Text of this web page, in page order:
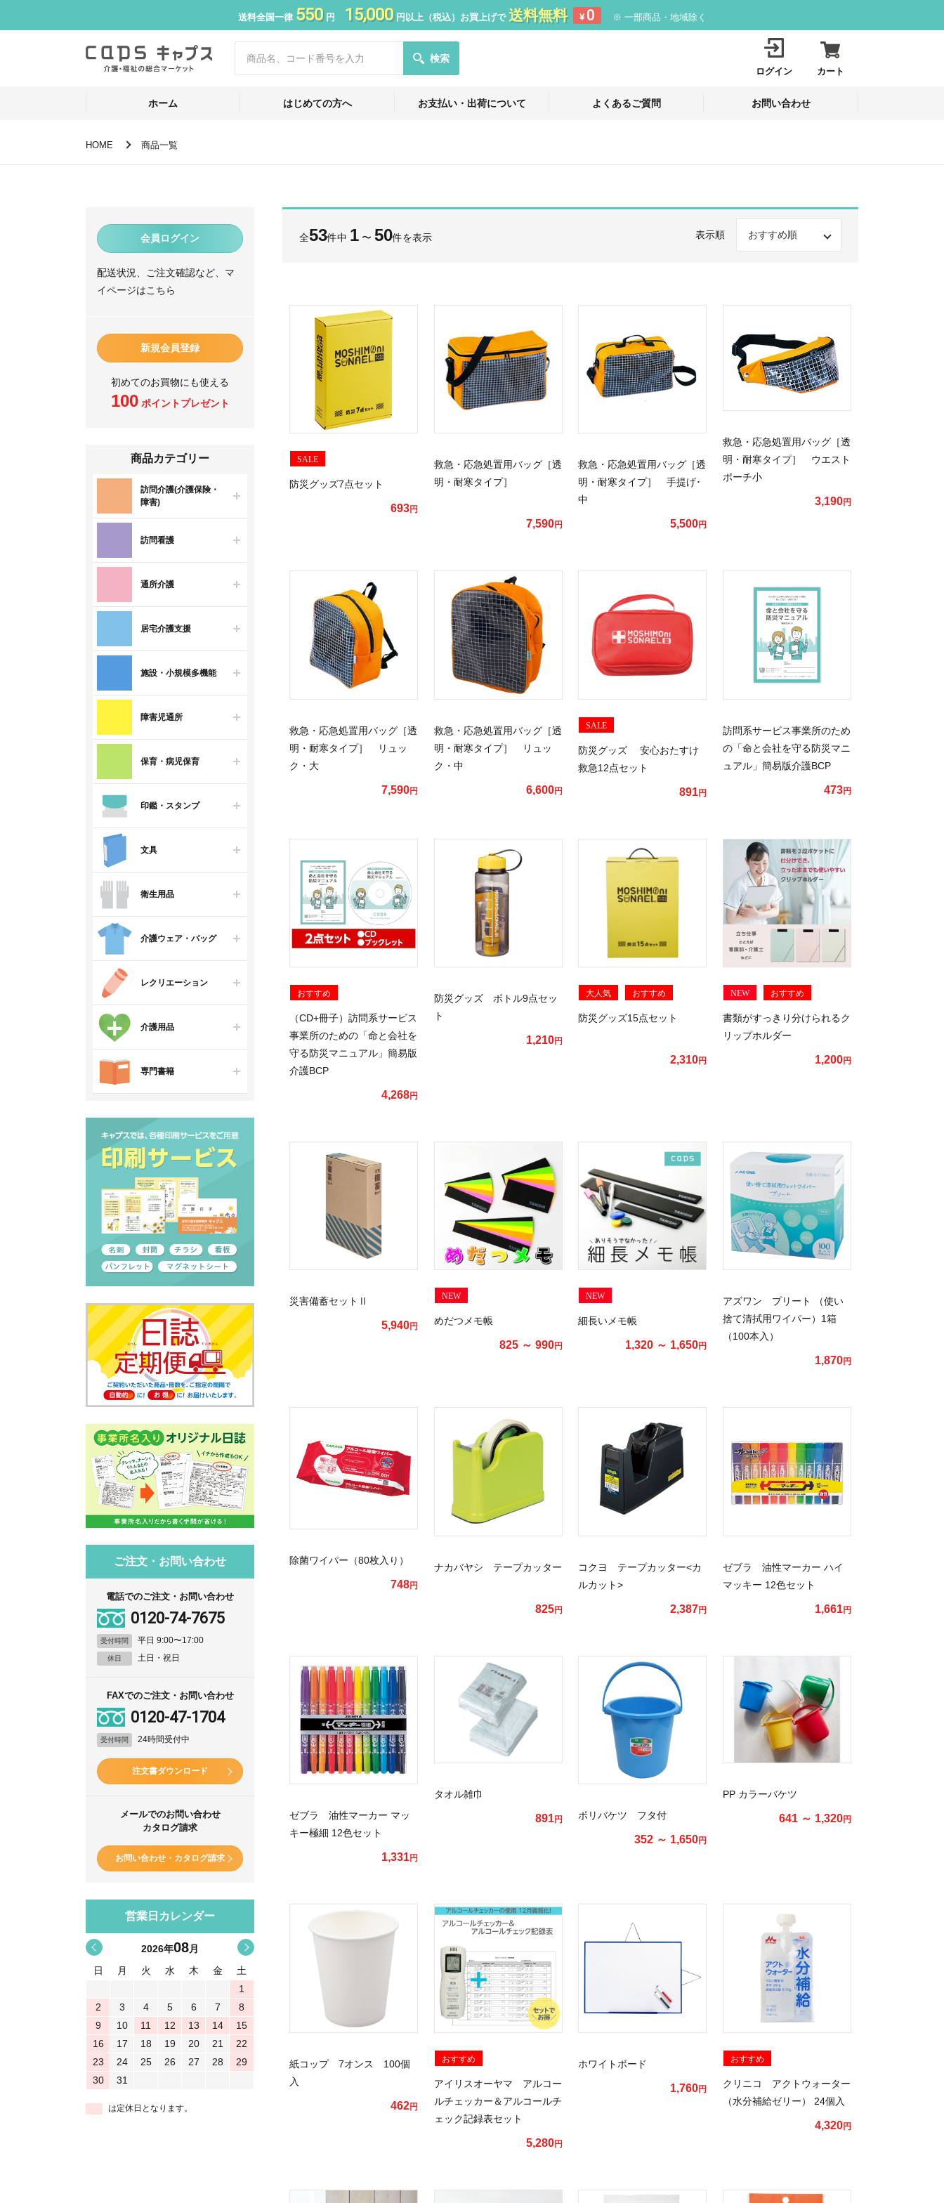
送料全国一律 550円 15,000円以上（税込）お買上げで 送料無料 ¥ 0 ※ 一部商品・地域除く
検索
ログイン カート
ホーム はじめての方へ お支払い・出荷について よくあるご質問 お問い合わせ
HOME 商品一覧
会員ログイン
配送状況、ご注文確認など、マ
イページはこちら
新規会員登録
初めてのお買物にも使える
100ポイントプレゼント
商品カテゴリー
訪問介護(介護保険・
障害)
訪問看護
通所介護
居宅介護支援
施設・小規模多機能
障害児通所
保育・病児保育
印鑑・スタンプ
文具
衛生用品
介護ウェア・バッグ
レクリエーション
介護用品
専門書籍
ご注文・お問い合わせ
電話でのご注文・お問い合わせ
0120-74-7675
受付時間 平日 9:00〜17:00
休日 土日・祝日
FAXでのご注文・お問い合わせ
0120-47-1704
受付時間 24時間受付中
注文書ダウンロード
メールでのお問い合わせ
カタログ請求
お問い合わせ・カタログ請求
営業日カレンダー
< 2026年08月
日
月 火 水 木 金
土
1
2
3 4 5 6 7
8
9
10 11 12 13 14
15
16
17 18 19 20 21
22
23
24 25 26 27 28
29
30
31
は定休日となります。
全53件中 1 〜 50件を表示 表示順
SALE
防災グッズ7点セット
693円
救急・応急処置用バッグ［透
明・耐寒タイプ］
7,590円
救急・応急処置用バッグ［透
明・耐寒タイプ］ 手提げ･
中
5,500円
救急・応急処置用バッグ［透
明・耐寒タイプ］ ウエスト
ポーチ小
3,190円
救急・応急処置用バッグ［透
明・耐寒タイプ］ リュッ
ク・大
7,590円
救急・応急処置用バッグ［透
明・耐寒タイプ］ リュッ
ク・中
6,600円
SALE
防災グッズ 安心おたすけ
救急12点セット
891円
訪問系サービス事業所のため
の「命と会社を守る防災マニ
ュアル」簡易版介護BCP
473円
おすすめ
（CD+冊子）訪問系サービス
事業所のための「命と会社を
守る防災マニュアル」簡易版
介護BCP
4,268円
防災グッズ ボトル9点セッ
ト
1,210円
大人気 おすすめ
防災グッズ15点セット
2,310円
NEW おすすめ
書類がすっきり分けられるク
リップホルダー
1,200円
災害備蓄セットⅡ
5,940円
NEW
めだつメモ帳
825 ～ 990円
NEW
細長いメモ帳
1,320 ～ 1,650円
アズワン プリート （使い
捨て清拭用ワイパー）1箱
（100本入）
1,870円
除菌ワイパー（80枚入り）
748円
ナカバヤシ テープカッター
825円
コクヨ テープカッター<カ
ルカット>
2,387円
ゼブラ 油性マーカー ハイ
マッキー 12色セット
1,661円
ゼブラ 油性マーカー マッ
キー極細 12色セット
1,331円
タオル雑巾
891円 ポリバケツ フタ付
352 ～ 1,650円
PP カラーバケツ
641 ～ 1,320円
紙コップ 7オンス 100個
入
462円
おすすめ
アイリスオーヤマ アルコー
ルチェッカー＆アルコールチ
ェック記録表セット
5,280円
ホワイトボード
1,760円
おすすめ
クリニコ アクトウォーター
（水分補給ゼリー） 24個入
4,320円